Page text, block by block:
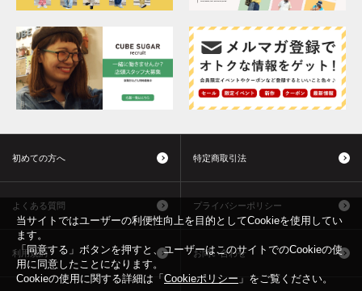
初めての方へ 特定商取引法
よくある質問 プライバシーポリシー
利用規約 お問い合わせ
当サイトではユーザーの利便性向上を目的としてCookieを使用してい
ます。
「同意する」ボタンを押すと、ユーザーはこのサイトでのCookieの使
用に同意したことになります。
Cookieの使用に関する詳細は「 Cookieポリシー 」をご覧ください。